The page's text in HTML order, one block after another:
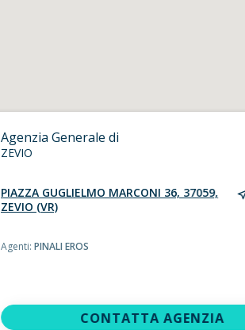
Agenzia Generale di
ZEVIO
PIAZZA GUGLIELMO MARCONI 36, 37059,
ZEVIO (VR)
Agenti:PINALI EROS
CONTATTA AGENZIA